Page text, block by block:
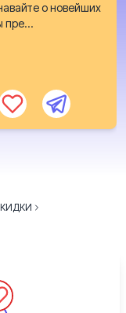
о новейших
пре...